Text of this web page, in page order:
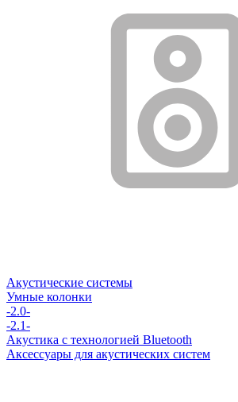
Акустические системы
Умные колонки
-2.0-
-2.1-
Акустика с технологией Bluetooth
Аксессуары для акустических систем